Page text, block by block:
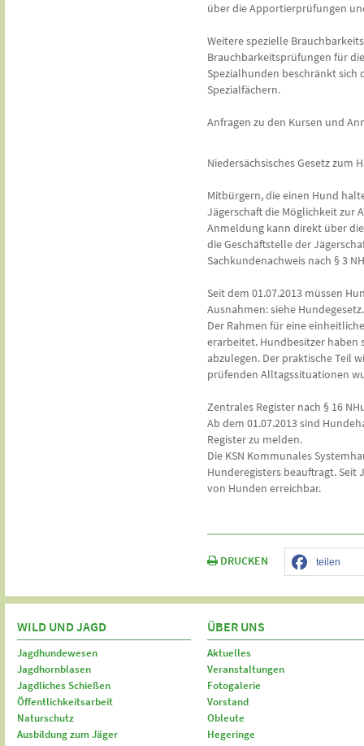
über die Apportierprüfungen
Weitere spezielle
Brauchbarkeitsprüfungen für
Spezialhunden beschränkt sich
Spezialfächern.
Anfragen zu den Kursen und
Niedersächsisches Gesetz zum
Mitbürgern, die einen Hund
Jägerschaft die Möglichkeit zur
Anmeldung kann direkt über
die Geschäftstelle der
Sachkundenachweis nach § 3
Seit dem 01.07.2013 müssen
Ausnahmen: siehe Hundegesetz.
Der Rahmen für eine
erarbeitet. Hundbesitzer haben
abzulegen. Der praktische Teil
prüfenden Alltagssituationen
Zentrales Register nach § 16
Ab dem 01.07.2013 sind
Register zu melden.
Die KSN Kommunales
Hunderegisters beauftragt.
von Hunden erreichbar.
DRUCKEN teilen
WILD UND JAGD
Jagdhundewesen
Jagdhornblasen
Jagdliches Schießen
Öffentlichkeitsarbeit
Naturschutz
Ausbildung zum Jäger
ÜBER UNS
Aktuelles
Veranstaltungen
Fotogalerie
Vorstand
Obleute
Hegeringe